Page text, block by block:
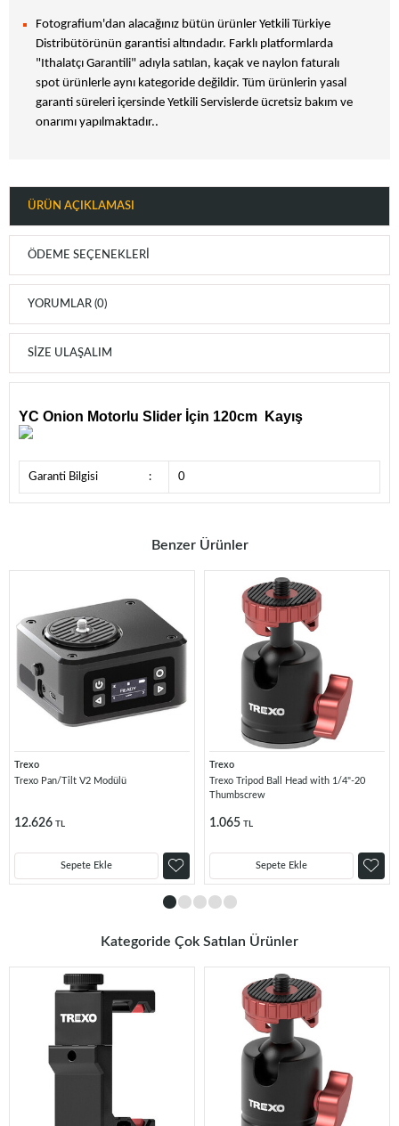
Fotografium'dan alacağınız bütün ürünler Yetkili Türkiye
Distribütörünün garantisi altındadır. Farklı platformlarda
"Ithalatçı Garantili" adıyla satılan, kaçak ve naylon faturalı
spot ürünlerle aynı kategoride değildir. Tüm ürünlerin yasal
garanti süreleri içersinde Yetkili Servislerde ücretsiz bakım ve
onarımı yapılmaktadır..
ÜRÜN AÇIKLAMASI
ÖDEME SEÇENEKLERI
YORUMLAR (0)
SIZE ULAŞALIM
YC Onion Motorlu Slider İçin 120cm Kayış
Garanti Bilgisi : 0
Benzer Ürünler
Trexo
Trexo Pan/Tilt V2 Modülü
12.626 TL
Sepete Ekle
Trexo
Trexo Tripod Ball Head with 1/4"-20
Thumbscrew
1.065 TL
Sepete Ekle
Kategoride Çok Satılan Ürünler